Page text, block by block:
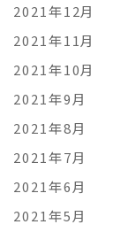
2021年12月
2021年11月
2021年10月
2021年9月
2021年8月
2021年7月
2021年6月
2021年5月